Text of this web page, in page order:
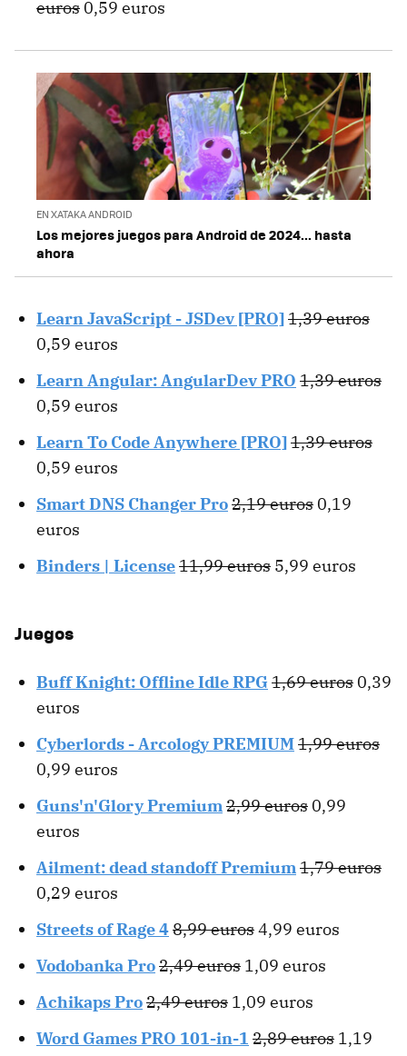
euros 0,59 euros
EN XATAKA ANDROID
Los mejores juegos para Android de 2024... hasta
ahora
Learn JavaScript - JSDev [PRO]1,39 euros
0,59 euros
Learn Angular: AngularDev PRO 1,39 euros
0,59 euros
Learn To Code Anywhere [PRO]1,39 euros
0,59 euros
Smart DNS Changer Pro2,19 euros 0,19
euros
Binders | License11,99 euros 5,99 euros
Juegos
Buff Knight: Offline Idle RPG 1,69 euros 0,39
euros
Cyberlords - Arcology PREMIUM1,99 euros
0,99 euros
Guns'n'Glory Premium2,99 euros 0,99
euros
Ailment: dead standoff Premium1,79 euros
0,29 euros
Streets of Rage 48,99 euros4,99 euros
Vodobanka Pro2,49 euros 1,09 euros
Achikaps Pro2,49 euros 1,09 euros
Word Games PRO 101-in-1 2,89 euros 1,19